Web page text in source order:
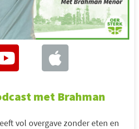
met Brahman
vol overgave zonder eten en